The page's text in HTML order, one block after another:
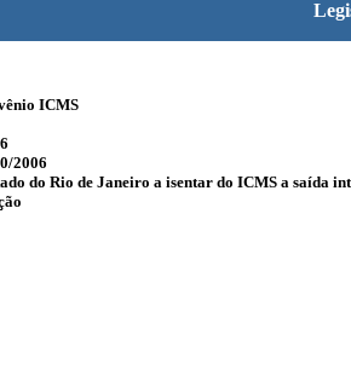
ICMS
2006
do Rio de Janeiro a isentar do ICMS a saída